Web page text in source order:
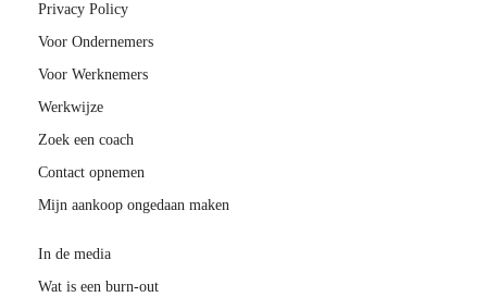
Privacy Policy
Voor Ondernemers
Voor Werknemers
Werkwijze
Zoek een coach
Contact opnemen
Mijn aankoop ongedaan maken
In de media
Wat is een burn-out